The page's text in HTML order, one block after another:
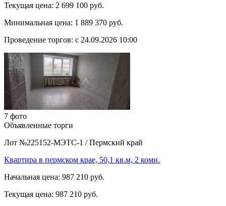
Текущая цена: 2 699 100 руб.
Минимальная цена: 1 889 370 руб.
Проведение торгов: с 24.09.2026 10:00
7 фото
Объявленные торги
Лот №225152-МЭТС-1 / Пермский край
Квартира в пермском крае, 50,1 кв.м, 2 комн.
Начальная цена: 987 210 руб.
Текущая цена: 987 210 руб.